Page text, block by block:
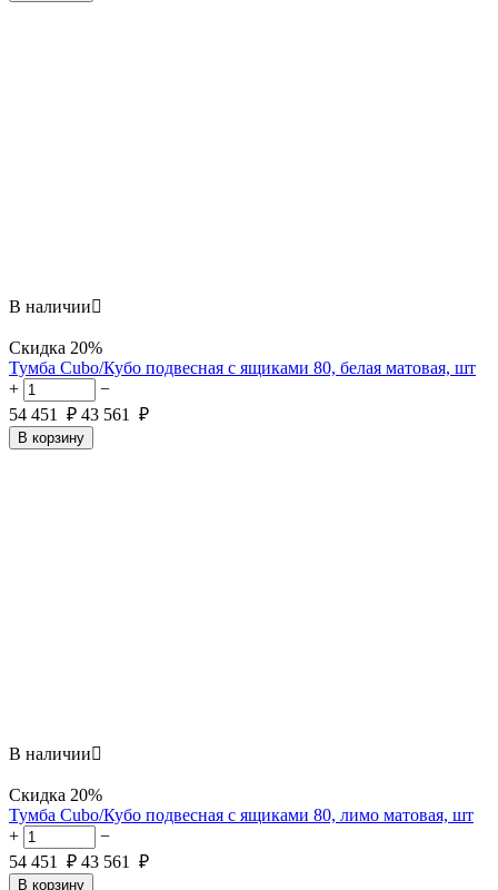
В наличии
Скидка 20%
Тумба Cubo/Кубо подвесная с ящиками 80, белая матовая, шт
+
−
54 451
₽ 43 561 ₽
В корзину
В наличии
Скидка 20%
Тумба Cubo/Кубо подвесная с ящиками 80, лимо матовая, шт
+
−
54 451
₽ 43 561 ₽
В корзину